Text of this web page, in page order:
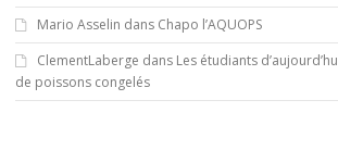
Mario Asselin dans Chapo l’AQUOPS
ClementLaberge dans Les étudiants
de poissons congelés